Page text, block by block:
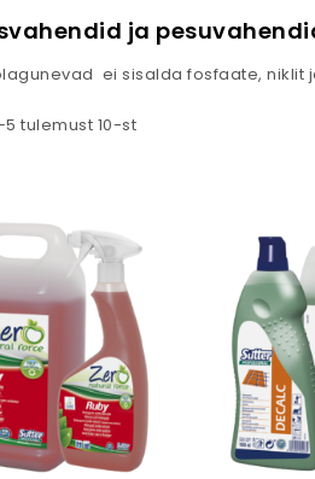
ja
ei sisalda fosfaate, niklit
tulemust 10-st